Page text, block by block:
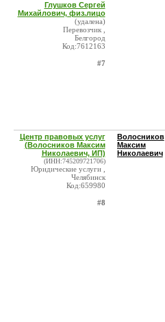
Глушков Сергей
Михайлович, физ.лицо
(удалена)
Перевозчик ,
Белгород
Код:7612163
#7
Центр правовых услуг
(Волосников Максим
Николаевич, ИП)
(ИНН:745209721706)
Юридические услуги ,
Челябинск
Код:659980
#8
Волосников
Максим
Николаевич